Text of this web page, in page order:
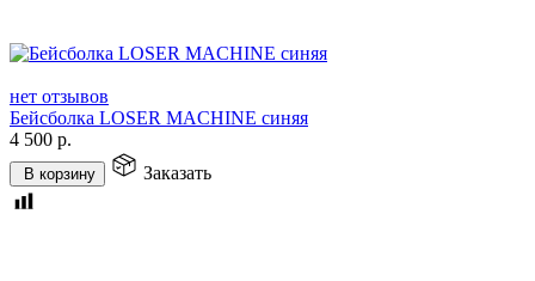
нет отзывов
Бейсболка LOSER MACHINE синяя
4 500 р.
В корзину Заказать